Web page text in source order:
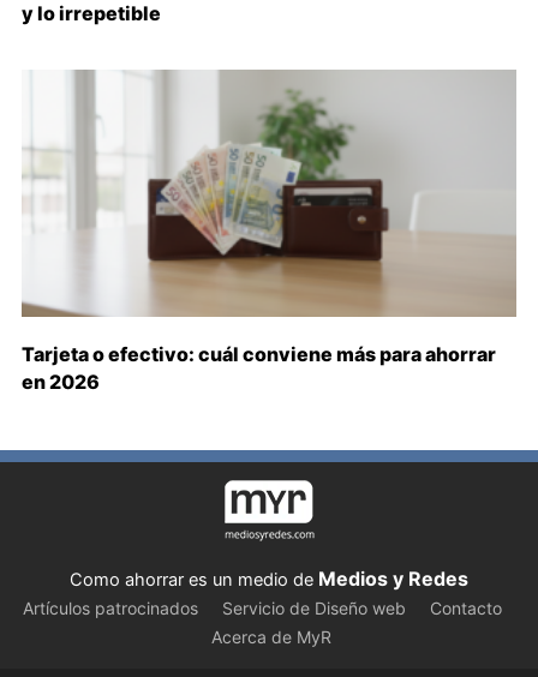
y lo irrepetible
Tarjeta o efectivo: cuál conviene más para ahorrar
en 2026
Como ahorrar es un medio de Medios y Redes
Artículos patrocinados Servicio de Diseño web
Contacto
Acerca de MyR